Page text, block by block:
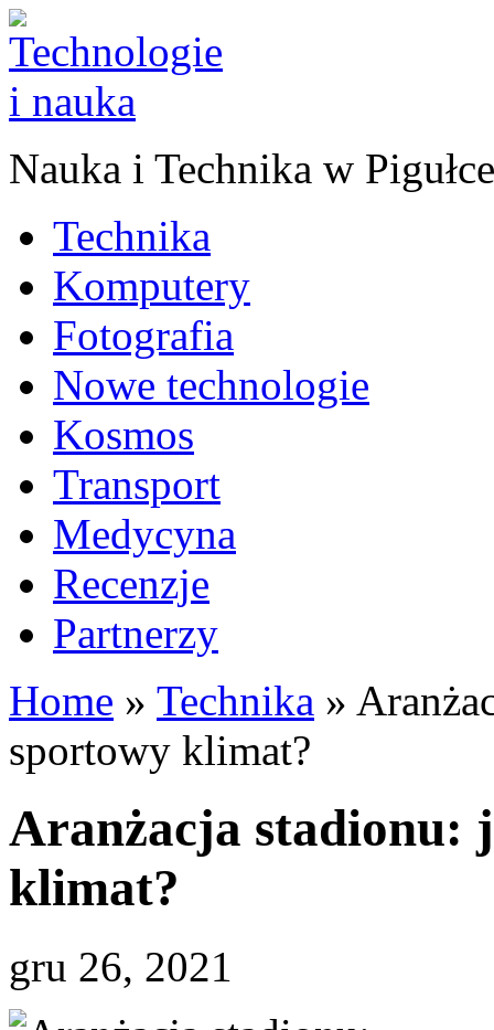
Nauka i Technika w Pigułce
Technika
Komputery
Fotografia
Nowe technologie
Kosmos
Transport
Medycyna
Recenzje
Partnerzy
Home » Technika »
sportowy klimat?
Aranżacja stadionu:
klimat?
gru 26, 2021